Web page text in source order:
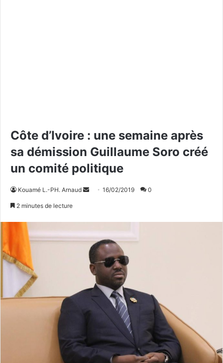
Côte d’Ivoire : une semaine après
sa démission Guillaume Soro créé
un comité politique
Kouamé L.-PH. Arnaud
y
e
r
u
o
r
i
16/02/2019 0
2 minutes de lecture